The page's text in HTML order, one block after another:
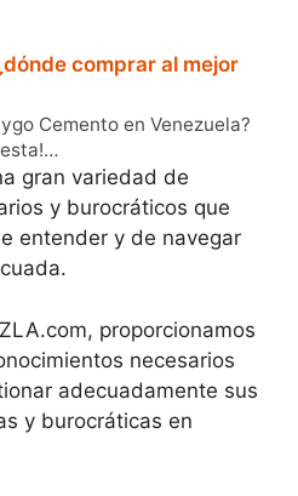
comprar al mejor
Cemento en Venezuela?
gran variedad de
y burocráticos que
entender y de navegar
proporcionamos
necesarios
adecuadamente sus
y burocráticas en